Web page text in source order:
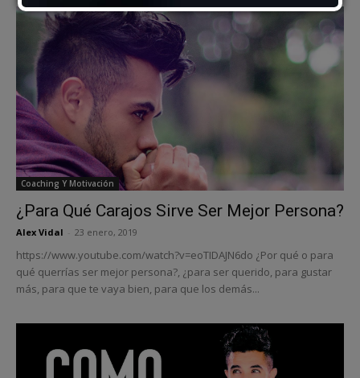
Coaching Y Motivación
¿Para Qué Carajos Sirve Ser Mejor Persona?
Alex Vidal 23 enero, 2019
https://www.youtube.com/watch?v=eoTIDAJN6do ¿Por qué o para
qué querrías ser mejor persona?, ¿para ser querido, para gustar
más, para que te vaya bien, para que los demás...